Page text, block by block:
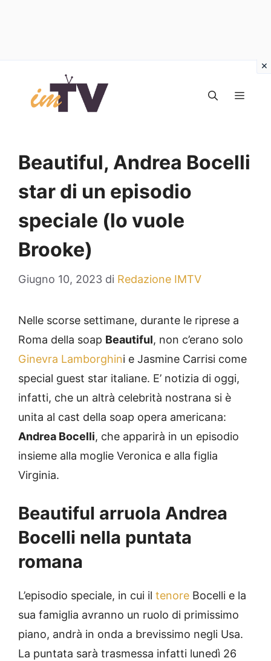
contenuto
Beautiful, Andrea Bocelli
star di un episodio
speciale (lo vuole
Brooke)
Giugno 10, 2023 di Redazione IMTV
Nelle scorse settimane, durante le riprese a
Roma della soap Beautiful, non c’erano solo
Ginevra Lamborghini e Jasmine Carrisi come
special guest star italiane. E’ notizia di oggi,
infatti, che un altrà celebrità nostrana si è
unita al cast della soap opera americana:
Andrea Bocelli, che apparirà in un episodio
insieme alla moglie Veronica e alla figlia
Virginia.
Beautiful arruola Andrea
Bocelli nella puntata
romana
L’episodio speciale, in cui il tenore Bocelli e la
sua famiglia avranno un ruolo di primissimo
piano, andrà in onda a brevissimo negli Usa.
La puntata sarà trasmessa infatti lunedì 26